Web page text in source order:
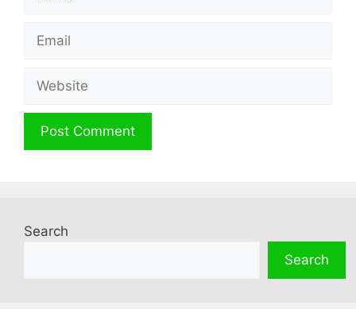
Email
Website
Search
Search